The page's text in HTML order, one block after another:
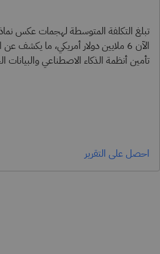
تبلغ التكلفة المتوسطة لهجمات عكس
الآن 6 ملايين دولار أمريكي، ما يكشف
تأمين أنظمة الذكاء الاصطناعي
احصل على التقرير